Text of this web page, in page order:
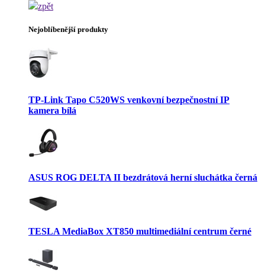
zpět
Nejoblíbenější produkty
TP-Link Tapo C520WS venkovní bezpečnostní IP
kamera bílá
ASUS ROG DELTA II bezdrátová herní sluchátka černá
TESLA MediaBox XT850 multimediální centrum černé